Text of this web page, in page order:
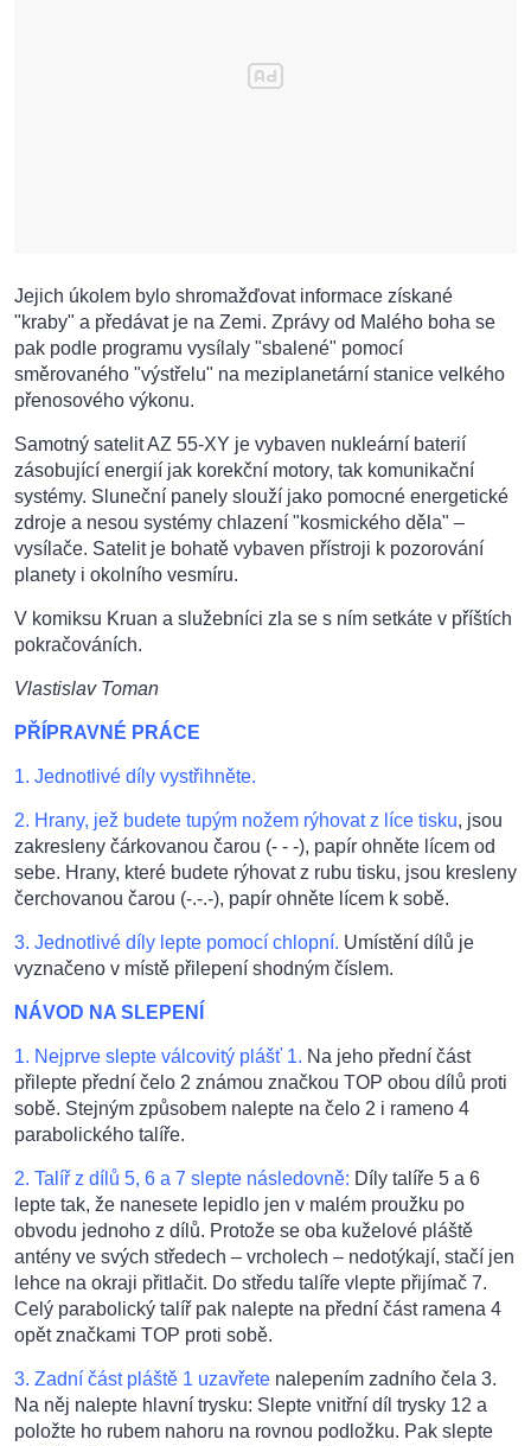
Jejich úkolem bylo shromažďovat informace získané
"kraby" a předávat je na Zemi. Zprávy od Malého boha se
pak podle programu vysílaly "sbalené" pomocí
směrovaného "výstřelu" na meziplanetární stanice velkého
přenosového výkonu.
Samotný satelit AZ 55-XY je vybaven nukleární baterií
zásobující energií jak korekční motory, tak komunikační
systémy. Sluneční panely slouží jako pomocné energetické
zdroje a nesou systémy chlazení "kosmického děla" –
vysílače. Satelit je bohatě vybaven přístroji k pozorování
planety i okolního vesmíru.
V komiksu Kruan a služebníci zla se s ním setkáte v příštích
pokračováních.
Vlastislav Toman
PŘÍPRAVNÉ PRÁCE
1. Jednotlivé díly vystřihněte.
2. Hrany, jež budete tupým nožem rýhovat z líce tisku, jsou
zakresleny čárkovanou čarou (- - -), papír ohněte lícem od
sebe. Hrany, které budete rýhovat z rubu tisku, jsou kresleny
čerchovanou čarou (-.-.-), papír ohněte lícem k sobě.
3. Jednotlivé díly lepte pomocí chlopní. Umístění dílů je
vyznačeno v místě přilepení shodným číslem.
NÁVOD NA SLEPENÍ
1. Nejprve slepte válcovitý plášť 1. Na jeho přední část
přilepte přední čelo 2 známou značkou TOP obou dílů proti
sobě. Stejným způsobem nalepte na čelo 2 i rameno 4
parabolického talíře.
2. Talíř z dílů 5, 6 a 7 slepte následovně: Díly talíře 5 a 6
lepte tak, že nanesete lepidlo jen v malém proužku po
obvodu jednoho z dílů. Protože se oba kuželové pláště
antény ve svých středech – vrcholech – nedotýkají, stačí jen
lehce na okraji přitlačit. Do středu talíře vlepte přijímač 7.
Celý parabolický talíř pak nalepte na přední část ramena 4
opět značkami TOP proti sobě.
3. Zadní část pláště 1 uzavřete nalepením zadního čela 3.
Na něj nalepte hlavní trysku: Slepte vnitřní díl trysky 12 a
položte ho rubem nahoru na rovnou podložku. Pak slepte